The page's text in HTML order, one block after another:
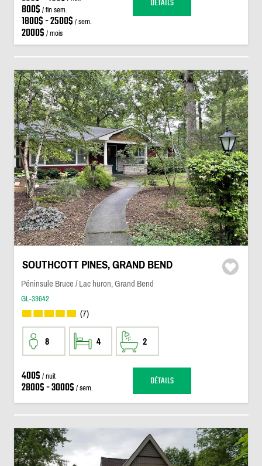
800$ / fin sem.
1800$ - 2500$ / sem.
2000$ / mois
SOUTHCOTT PINES, GRAND BEND
Péninsule Bruce / Lac huron, Grand Bend
GL-33642
(7)
8 4 2
400$ / nuit
2800$ - 3000$ / sem. DÉTAILS